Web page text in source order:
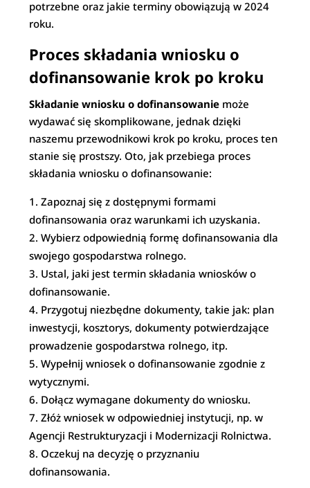
potrzebne oraz jakie terminy obowiązują w 2024
roku.
Proces składania wniosku o
dofinansowanie krok po kroku
Składanie wniosku o dofinansowanie może
wydawać się skomplikowane, jednak dzięki
naszemu przewodnikowi krok po kroku, proces ten
stanie się prostszy. Oto, jak przebiega proces
składania wniosku o dofinansowanie:
Zapoznaj się z dostępnymi formami
dofinansowania oraz warunkami ich uzyskania.
Wybierz odpowiednią formę dofinansowania dla
swojego gospodarstwa rolnego.
Ustal, jaki jest termin składania wniosków o
dofinansowanie.
Przygotuj niezbędne dokumenty, takie jak: plan
inwestycji, kosztorys, dokumenty potwierdzające
prowadzenie gospodarstwa rolnego, itp.
Wypełnij wniosek o dofinansowanie zgodnie z
wytycznymi.
Dołącz wymagane dokumenty do wniosku.
Złóż wniosek w odpowiedniej instytucji, np. w
Agencji Restrukturyzacji i Modernizacji Rolnictwa.
Oczekuj na decyzję o przyznaniu
dofinansowania.